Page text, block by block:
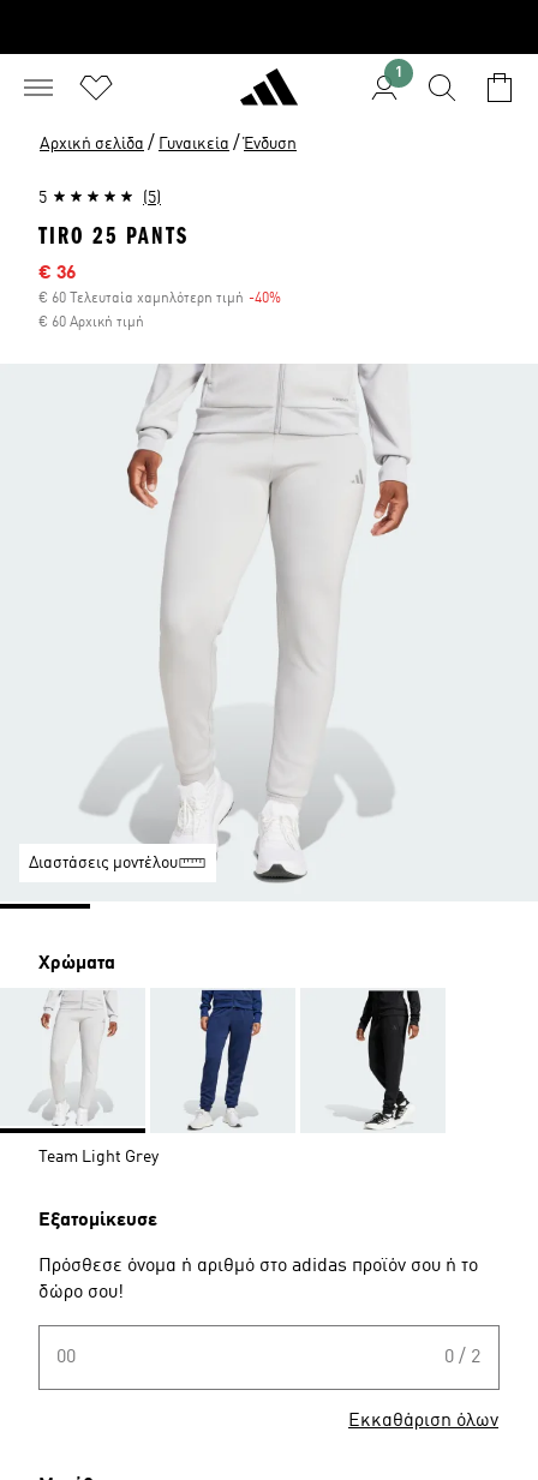
1
Αρχική σελίδα / Γυναικεία / Ένδυση
5 (5)
TIRO 25 PANTS
Τιμή έκπτωσης
€ 36
€ 60 Τελευταία χαμηλότερη τιμή -40%
€ 60 Αρχική τιμή
Διαστάσεις μοντέλου
Χρώματα
Team Light Grey
Εξατομίκευσε
Πρόσθεσε όνομα ή αριθμό στο adidas προϊόν σου ή το
δώρο σου!
00 0 / 2
Εκκαθάριση όλων